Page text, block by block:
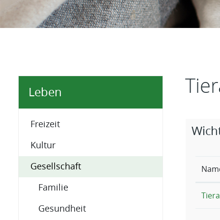
Leben
Freizeit
Kultur
Gesellschaft
Familie
Gesundheit